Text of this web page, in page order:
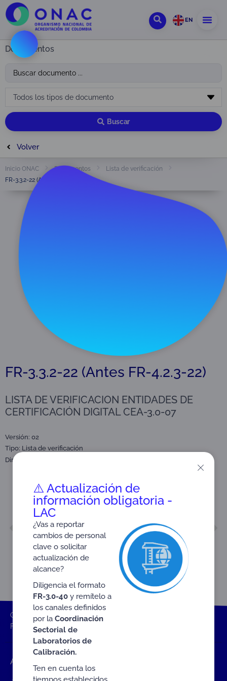
EN
Documentos
Buscar
Volver
Inicio ONAC Documentos
Lista de verificación
FR-3.3.2-22 (Antes FR-4.2.3-22)
FR-3.3.2-22 (Antes FR-4.2.3-22)
LISTA DE VERIFICACION ENTIDADES DE
CERTIFICACIÓN DIGITAL CEA-3.0-07
Versión: 02
Tipo: Lista de verificación
Dirigido a:
ANTERIOR
FR-3.3.2-08
FR-3.3.1-27
ONAC Inicio ONAC Documentos
FR-3.3.2-22 (Antes FR-4.2.3-22)
Accesos rápidos
⚠️ Actualización de
información obligatoria -
LAC
¿Vas a reportar
cambios de personal
clave o solicitar
actualización de
alcance?
Diligencia el formato
FR-3.0-40y remítelo a
los canales definidos
por la Coordinación
Sectorial de
Laboratorios de
Calibración.
Ten en cuenta los